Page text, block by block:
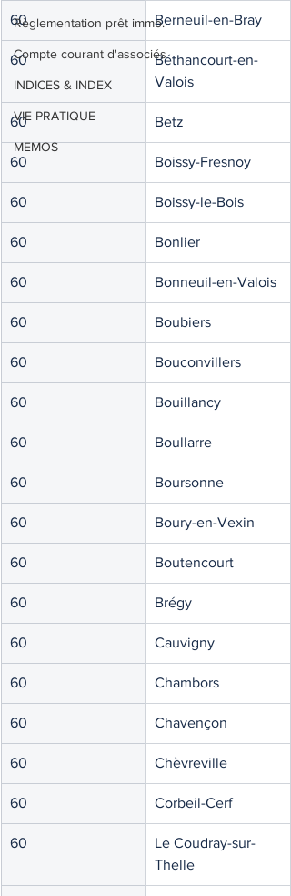
Règlementation prêt immo.
Compte courant d'associés
INDICES & INDEX
VIE PRATIQUE
MEMOS
60 Berneuil-en-Bray
60
Béthancourt-en-
Valois
60 Betz
60 Boissy-Fresnoy
60 Boissy-le-Bois
60 Bonlier
60 Bonneuil-en-Valois
60 Boubiers
60 Bouconvillers
60 Bouillancy
60 Boullarre
60 Boursonne
60 Boury-en-Vexin
60 Boutencourt
60 Brégy
60 Cauvigny
60 Chambors
60 Chavençon
60 Chèvreville
60 Corbeil-Cerf
60
Le Coudray-sur-
Thelle